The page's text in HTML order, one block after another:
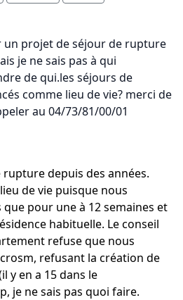
un projet de séjour de rupture
je ne sais pas à qui
de qui.les séjours de
comme lieu de vie? merci de
au 04/73/81/00/01
rupture depuis des années.
de vie puisque nous
pour une à 12 semaines et
habituelle. Le conseil
refuse que nous
refusant la création de
y en a 15 dans le
je ne sais pas quoi faire.